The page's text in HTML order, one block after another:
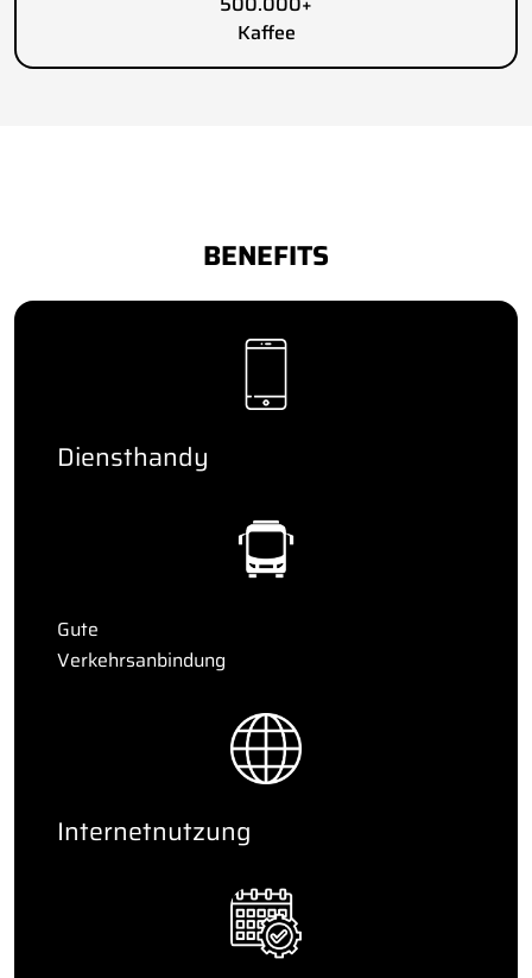
Kaffee
BENEFITS
Diensthandy
Gute
Verkehrsanbindung
Internetnutzung